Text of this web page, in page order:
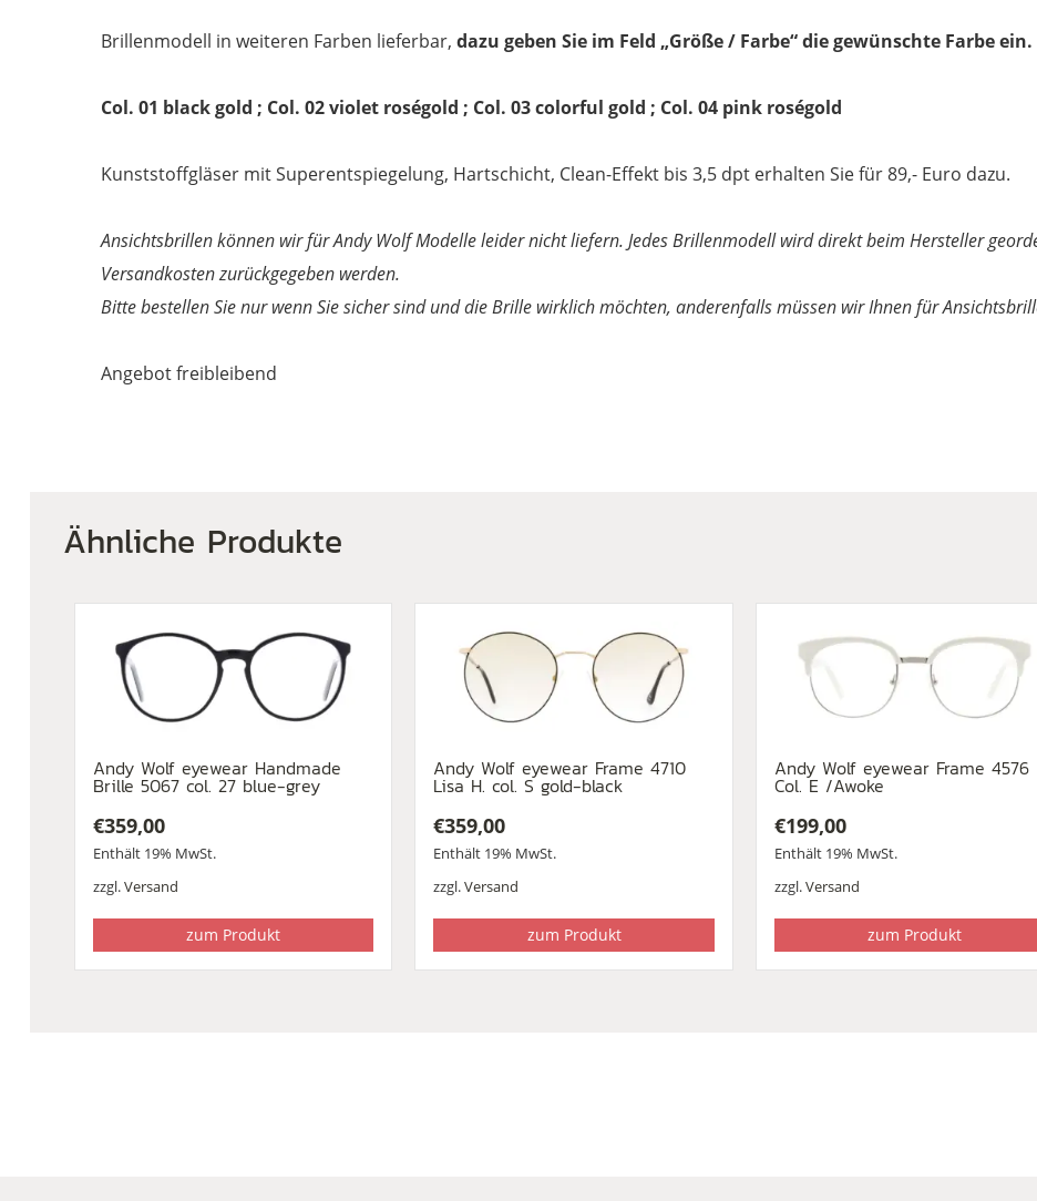
Brillenmodell in weiteren Farben lieferbar,dazu geben Sie im Feld „Größe / Farbe“ die gewünschte Farbe ein.
Col. 01 black gold ; Col. 02 violet roségold ; Col. 03 colorful gold ; Col. 04 pink roségold
Kunststoffgläser mit Superentspiegelung, Hartschicht, Clean-Effekt bis 3,5 dpt erhalten Sie für 89,- Euro dazu.
Ansichtsbrillen können wir für Andy Wolf Modelle leider nicht liefern. Jedes Brillenmodell wird direkt beim Hersteller
Versandkosten zurückgegeben werden.
Bitte bestellen Sie nur wenn Sie sicher sind und die Brille wirklich möchten, anderenfalls müssen wir Ihnen für
Angebot freibleibend
Ähnliche Produkte
Andy Wolf eyewear Handmade
Brille 5067 col. 27 blue-grey
€359,00
Enthält 19% MwSt.
zzgl.Versand
zum Produkt
Andy Wolf eyewear Frame 4710
Lisa H. col. S gold-black
€359,00
Enthält 19% MwSt.
zzgl.Versand
zum Produkt
Andy Wolf eyewear Frame 4576
Col. E /Awoke
€199,00
Enthält 19% MwSt.
zzgl.Versand
zum Produkt